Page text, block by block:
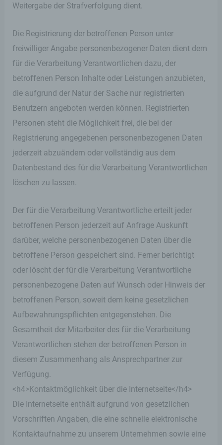
Weitergabe der Strafverfolgung dient.
Die Registrierung der betroffenen Person unter
freiwilliger Angabe personenbezogener Daten dient dem
für die Verarbeitung Verantwortlichen dazu, der
betroffenen Person Inhalte oder Leistungen anzubieten,
die aufgrund der Natur der Sache nur registrierten
Benutzern angeboten werden können. Registrierten
Personen steht die Möglichkeit frei, die bei der
Registrierung angegebenen personenbezogenen Daten
jederzeit abzuändern oder vollständig aus dem
Datenbestand des für die Verarbeitung Verantwortlichen
löschen zu lassen.
Der für die Verarbeitung Verantwortliche erteilt jeder
betroffenen Person jederzeit auf Anfrage Auskunft
darüber, welche personenbezogenen Daten über die
betroffene Person gespeichert sind. Ferner berichtigt
oder löscht der für die Verarbeitung Verantwortliche
personenbezogene Daten auf Wunsch oder Hinweis der
betroffenen Person, soweit dem keine gesetzlichen
Aufbewahrungspflichten entgegenstehen. Die
Gesamtheit der Mitarbeiter des für die Verarbeitung
Verantwortlichen stehen der betroffenen Person in
diesem Zusammenhang als Ansprechpartner zur
Verfügung.
<h4>Kontaktmöglichkeit über die Internetseite</h4>
Die Internetseite enthält aufgrund von gesetzlichen
Vorschriften Angaben, die eine schnelle elektronische
Kontaktaufnahme zu unserem Unternehmen sowie eine
02619153777
E-Mail: info@stephan-wefelscheid.de
Cookies / SessionStorage / LocalStorage
Die Internetseiten verwenden teilweise so
SessionStorage. Dies dient dazu, unser Angebot
nutzerfreundlicher, effektiver und sicherer zu
machen. Local Storage und SessionStorage ist
eine Technologie, mit welcher ihr Browser Daten
auf Ihrem Computer oder mobilen Gerät
abspeichert. Cookies sind Textdateien, welche
über einen Internetbrowser auf einem
Computersystem abgelegt und gespeichert
werden. Sie können die Verwendung von Cookies,
LocalStorage und SessionStorage durch
Zahlreiche Internetseiten und Server verwenden
Cookie-ID. Eine Cookie-ID ist eine eindeutige
Kennung des Cookies. Sie besteht aus einer
Server dem konkreten Internetbrowser zugeordnet
werden können, in dem das Cookie gespeichert
Internetseiten und Servern, den individuellen
Browser der betroffenen Person von anderen
zu unterscheiden. Ein bestimmter Internetbrowser
kann über die eindeutige Cookie-ID wiedererkannt
Durch den Einsatz von Cookies kann den Nutzern
dieser Internetseite nutzerfreundlichere Services
möglich wären.
Mittels eines Cookies können die Informationen